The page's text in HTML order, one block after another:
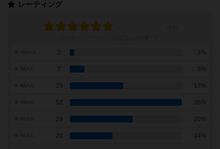
レーティング
2 1%
7 5%
25 17%
7点の人 52 36%
29 20%
20 14%